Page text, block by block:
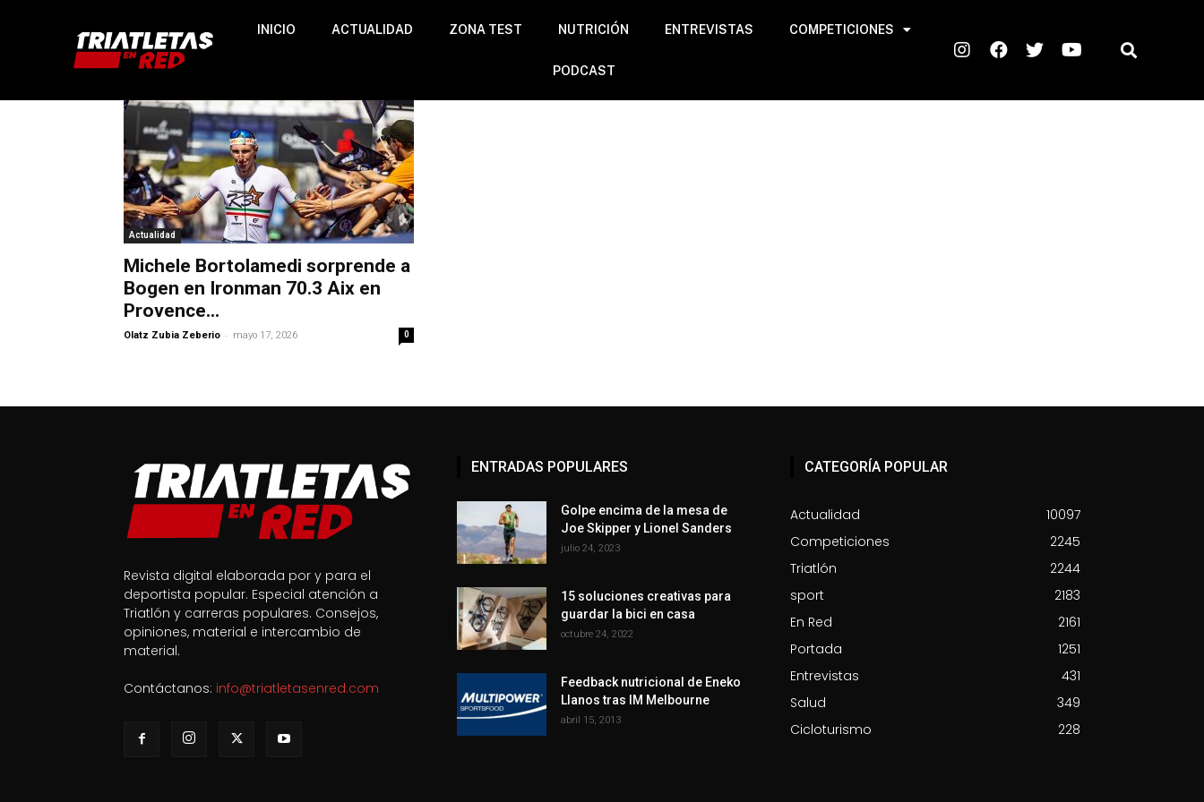
INICIO ACTUALIDAD ZONA TEST NUTRICIÓN ENTREVISTAS COMPETICIONES
PODCAST
Actualidad
Michele Bortolamedi sorprende a
Bogen en Ironman 70.3 Aix en
Provence...
Olatz Zubia Zeberio - mayo 17, 2026 0
Revista digital elaborada por y para el
deportista popular. Especial atención a
Triatlón y carreras populares. Consejos,
opiniones, material e intercambio de
material.
Contáctanos: info@triatletasenred.com
ENTRADAS POPULARES
Golpe encima de la mesa de
Joe Skipper y Lionel Sanders
julio 24, 2023
15 soluciones creativas para
guardar la bici en casa
octubre 24, 2022
Feedback nutricional de Eneko
Llanos tras IM Melbourne
abril 15, 2013
CATEGORÍA POPULAR
Actualidad
10097
Competiciones
2245
Triatlón
2244
sport
2183
En Red
2161
Portada
1251
Entrevistas
431
Salud
349
Cicloturismo
228